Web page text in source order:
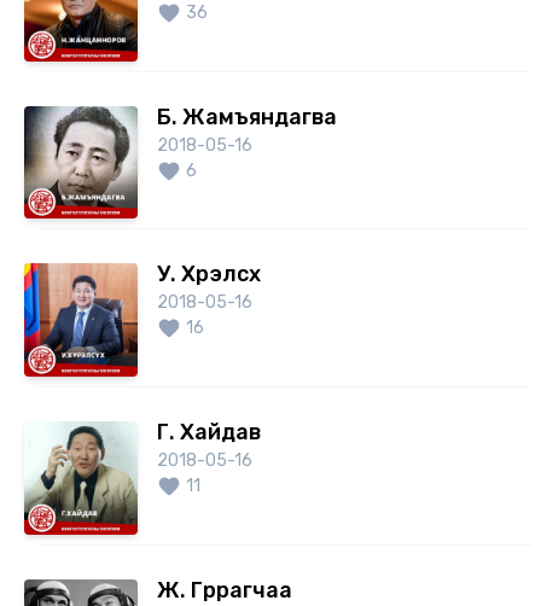
36
Б. Жамъяндагва
2018-05-16
6
У. Хүрэлсүх
2018-05-16
16
Г. Хайдав
2018-05-16
11
Ж. Гүррагчаа